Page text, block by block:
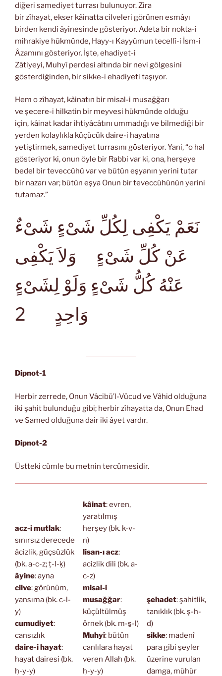
diğeri samediyet turrası bulunuyor. Zira
bir zîhayat, ekser kâinatta cilveleri görünen esmâyı
birden kendi âyinesinde gösteriyor. Adeta bir nokta-i
mihrakiye hükmünde, Hayy-ı Kayyûmun tecellî-i İsm-i
Âzamını gösteriyor. İşte, ehadiyet-i
Zâtiyeyi, Muhyî perdesi altında bir nevi gölgesini
gösterdiğinden, bir sikke-i ehadiyeti taşıyor.
Hem o zîhayat, kâinatın bir misal-i musağğarı
ve şecere-i hilkatin bir meyvesi hükmünde olduğu
için, kâinat kadar ihtiyâcâtını ummadığı ve bilmediği bir
yerden kolaylıkla küçücük daire-i hayatına
yetiştirmek, samediyet turrasını gösteriyor. Yani, “o hal
gösteriyor ki, onun öyle bir Rabbi var ki, ona, herşeye
bedel bir teveccühü var ve bütün eşyanın yerini tutar
bir nazarı var; bütün eşya Onun bir teveccühünün yerini
tutamaz.”
نَعَمْ يَكْفِى لِكُلِّ شَىْءٍ شَىْءٌ
عَنْ كُلِّ شَىْءٍ وَلاَ يَكْفِى
عَنْهُ كُلُّ شَىْءٍ وَلَوْ لِشَىْءٍ
وَاحِدٍ
2
Dipnot-1
Herbir zerrede, Onun Vâcibü’l-Vücud ve Vâhid olduğuna
iki şahit bulunduğu gibi; herbir zîhayatta da, Onun Ehad
ve Samed olduğuna dair iki âyet vardır.
Dipnot-2
Üstteki cümle bu metnin tercümesidir.
acz-i mutlak:
sınırsız derecede
âcizlik, güçsüzlük
(bk. a-c-z; ṭ-l-ḳ)
âyine: ayna
cilve: görünüm,
yansıma (bk. c-l-
y)
cumudiyet:
cansızlık
daire-i hayat:
hayat dairesi (bk.
ḥ-y-y)
kâinat: evren,
yaratılmış
herşey (bk. k-v-
n)
lisan-ı acz:
acizlik dili (bk. a-
c-z)
misal-i
musağğar:
küçültülmüş
örnek (bk. m-s̱-l)
Muhyî: bütün
canlılara hayat
veren Allah (bk.
ḥ-y-y)
şehadet: şahitlik,
tanıklık (bk. ş-h-
d)
sikke: madenî
para gibi şeyler
üzerine vurulan
damga, mühür